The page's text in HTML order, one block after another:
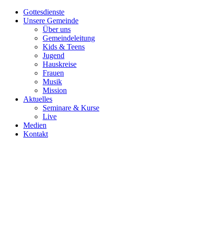
Gottesdienste
Unsere Gemeinde
Über uns
Gemeindeleitung
Kids & Teens
Jugend
Hauskreise
Frauen
Musik
Mission
Aktuelles
Seminare & Kurse
Live
Medien
Kontakt